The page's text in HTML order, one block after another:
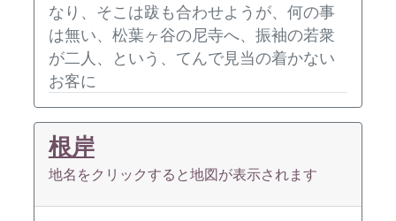
なり、そこは跋も合わせようが、何の事
は無い、松葉ヶ谷の尼寺へ、振袖の若衆
が二人、という、てんで見当の着かない
お客に
根岸
地名をクリックすると地図が表示されます